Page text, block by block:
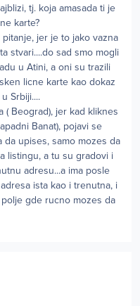
tj. koja amasada ti je
karte?
jer je to jako vazna
stvari....do sad smo mogli
u Atini, a oni su trazili
licne karte kao dokaz
Srbiji....
( Beograd), jer kad kliknes
Banat), pojavi se
da upises, samo mozes da
listingu, a tu su gradovi i
adresu...a ima posle
ista kao i trenutna, i
gde rucno mozes da